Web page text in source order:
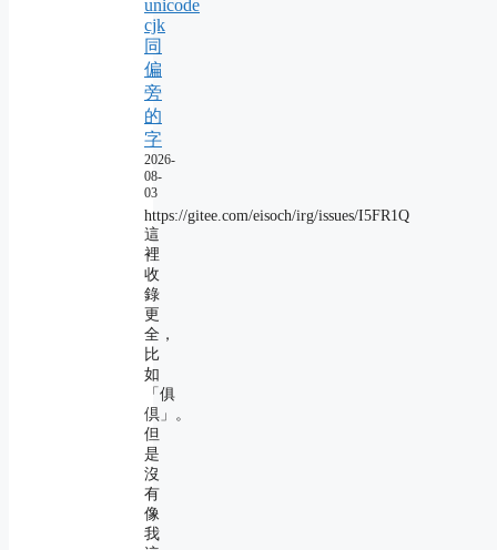
unicode
cjk
同
偏
旁
的
字
2026-
08-
03
https://gitee.com/eisoch/irg/issues/I5FR1Q
這
裡
收
錄
更
全，
比
如
「俱
倶」。
但
是
沒
有
像
我